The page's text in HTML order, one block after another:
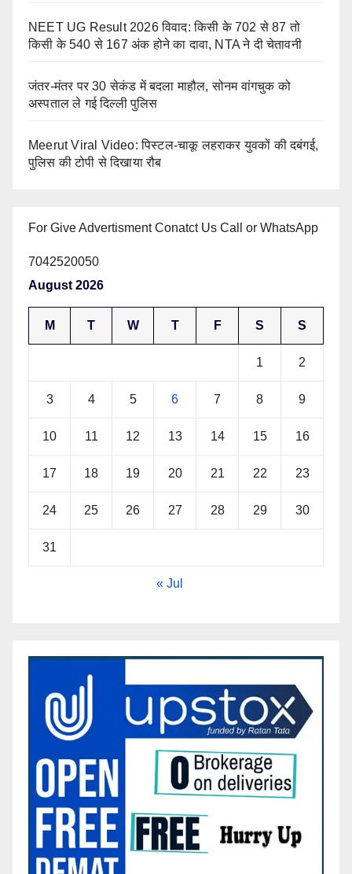
NEET UG Result 2026 विवाद: किसी के 702 से 87 तो
किसी के 540 से 167 अंक होने का दावा, NTA ने दी चेतावनी
जंतर-मंतर पर 30 सेकंड में बदला माहौल, सोनम वांगचुक को
अस्पताल ले गई दिल्ली पुलिस
Meerut Viral Video: पिस्टल-चाकू लहराकर युवकों की दबंगई,
पुलिस की टोपी से दिखाया रौब
For Give Advertisment Conatct Us Call or WhatsApp
7042520050
August 2026
M T W T F S S
1 2
3 4 5 6 7 8 9
10 11 12 13 14 15 16
17 18 19 20 21 22 23
24 25 26 27 28 29 30
31
« Jul